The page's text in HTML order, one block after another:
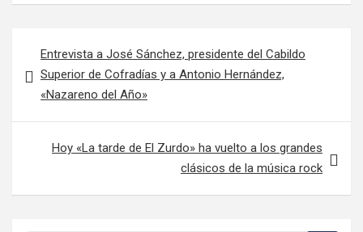
Entrevista a José Sánchez, presidente del Cabildo
Superior de Cofradías y a Antonio Hernández,
«Nazareno del Año»
Hoy «La tarde de El Zurdo» ha vuelto a los grandes
clásicos de la música rock